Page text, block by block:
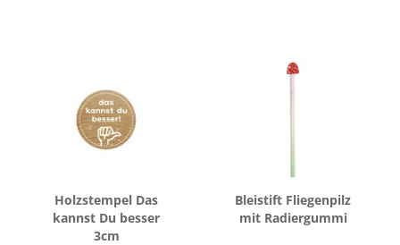
Holz­stem­pel Das
kannst Du bes­ser
3cm
Blei­stift Flie­gen­pilz
mit Ra­dier­gum­mi